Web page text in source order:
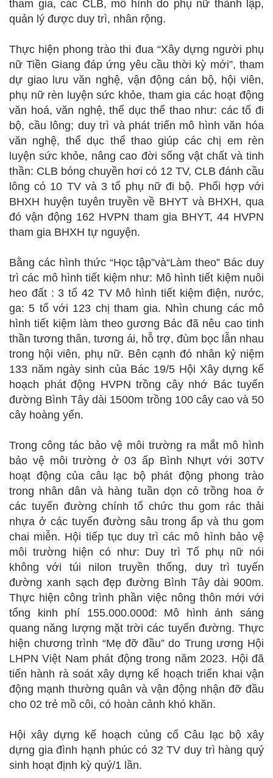
tham gia, các CLB, mô hình do phụ nữ thành lập,
quản lý được duy trì, nhân rộng.
Thực hiện phong trào thi đua “Xây dựng người phụ
nữ Tiền Giang đáp ứng yêu cầu thời kỳ mới”, tham
dự giao lưu văn nghệ, vận động cán bộ, hội viên,
phụ nữ rèn luyện sức khỏe, tham gia các hoạt động
văn hoá, văn nghệ, thể dục thể thao như: các tổ đi
bộ, cầu lông; duy trì và phát triển mô hình văn hóa
văn nghệ, thể dục thể thao giúp các chị em rèn
luyện sức khỏe, nâng cao đời sống vật chất và tinh
thần: CLB bóng chuyền hơi có 12 TV, CLB đánh cầu
lông có 10 TV và 3 tổ phụ nữ đi bộ. Phối hợp với
BHXH huyện tuyên truyền về BHYT và BHXH, qua
đó vận động 162 HVPN tham gia BHYT, 44 HVPN
tham gia BHXH tự nguyện.
Bằng các hình thức “Học tập”và“Làm theo” Bác duy
trì các mô hình tiết kiệm như: Mô hình tiết kiệm nuôi
heo đất : 3 tổ 42 TV Mô hình tiết kiệm điện, nước,
ga: 5 tổ với 123 chị tham gia. Nhìn chung các mô
hình tiết kiệm làm theo gương Bác đã nêu cao tinh
thần tương thân, tương ái, hỗ trợ, đùm bọc lẫn nhau
trong hội viên, phụ nữ. Bên cạnh đó nhân kỷ niệm
133 năm ngày sinh của Bác 19/5 Hội Xây dựng kế
hoạch phát động HVPN trồng cây nhớ Bác tuyến
đường Bình Tây dài 1500m trồng 100 cây cao và 50
cây hoàng yến.
Trong công tác bảo vệ môi trường ra mắt mô hình
bảo vệ môi trường ở 03 ấp Bình Nhựt với 30TV
hoạt động của câu lạc bộ phát động phong trào
trong nhân dân và hàng tuần dọn cỏ trồng hoa ở
các tuyến đường chính tổ chức thu gom rác thải
nhựa ở các tuyến đường sâu trong ấp và thu gom
chai miễn. Hội tiếp tục duy trì các mô hình bảo vệ
môi trường hiện có như: Duy trì Tổ phụ nữ nói
không với túi nilon truyền thống, duy trì tuyến
đường xanh sạch đẹp đường Bình Tây dài 900m.
Thực hiện công trình phần việc nông thôn mới với
tổng kinh phí 155.000.000đ: Mô hình ánh sáng
quang năng lượng mặt trời các tuyến đường. Thực
hiện chương trình “Mẹ đỡ đầu” do Trung ương Hội
LHPN Việt Nam phát động trong năm 2023. Hội đã
tiến hành rà soát xây dựng kế hoạch triển khai vận
động mạnh thường quân và vận động nhận đỡ đầu
cho 02 trẻ mồ côi, có hoàn cảnh khó khăn.
Hội xây dựng kế hoạch củng cố Câu lạc bộ xây
dựng gia đình hạnh phúc có 32 TV duy trì hàng quý
sinh hoạt định kỳ quý/1 lần.